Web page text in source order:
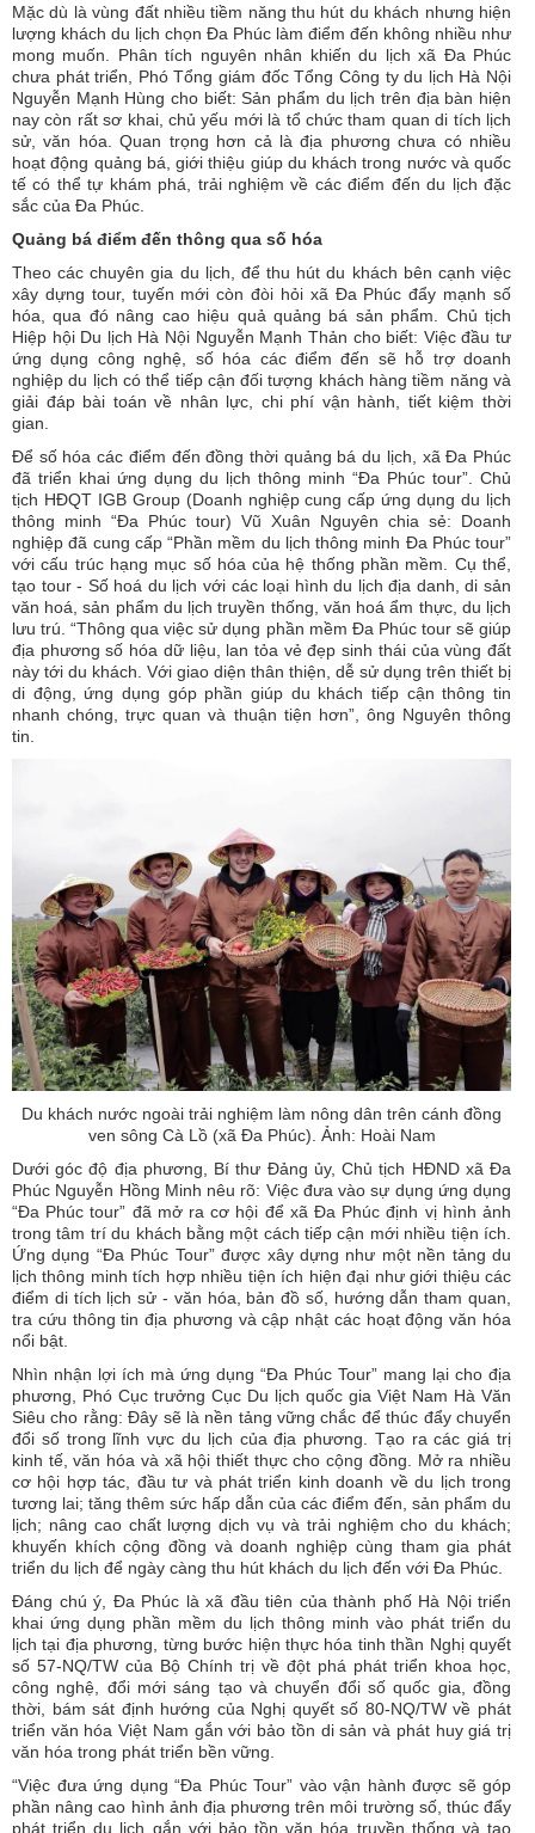
Mặc dù là vùng đất nhiều tiềm năng thu hút du khách nhưng hiện
lượng khách du lịch chọn Đa Phúc làm điểm đến không nhiều như
mong muốn. Phân tích nguyên nhân khiến du lịch xã Đa Phúc
chưa phát triển, Phó Tổng giám đốc Tổng Công ty du lịch Hà Nội
Nguyễn Mạnh Hùng cho biết: Sản phẩm du lịch trên địa bàn hiện
nay còn rất sơ khai, chủ yếu mới là tổ chức tham quan di tích lịch
sử, văn hóa. Quan trọng hơn cả là địa phương chưa có nhiều
hoạt động quảng bá, giới thiệu giúp du khách trong nước và quốc
tế có thể tự khám phá, trải nghiệm về các điểm đến du lịch đặc
sắc của Đa Phúc.
Quảng bá điểm đến thông qua số hóa
Theo các chuyên gia du lịch, để thu hút du khách bên cạnh việc
xây dựng tour, tuyến mới còn đòi hỏi xã Đa Phúc đẩy mạnh số
hóa, qua đó nâng cao hiệu quả quảng bá sản phẩm. Chủ tịch
Hiệp hội Du lịch Hà Nội Nguyễn Mạnh Thản cho biết: Việc đầu tư
ứng dụng công nghệ, số hóa các điểm đến sẽ hỗ trợ doanh
nghiệp du lịch có thể tiếp cận đối tượng khách hàng tiềm năng và
giải đáp bài toán về nhân lực, chi phí vận hành, tiết kiệm thời
gian.
Để số hóa các điểm đến đồng thời quảng bá du lịch, xã Đa Phúc
đã triển khai ứng dụng du lịch thông minh “Đa Phúc tour”. Chủ
tịch HĐQT IGB Group (Doanh nghiệp cung cấp ứng dụng du lịch
thông minh “Đa Phúc tour) Vũ Xuân Nguyên chia sẻ: Doanh
nghiệp đã cung cấp “Phần mềm du lịch thông minh Đa Phúc tour”
với cấu trúc hạng mục số hóa của hệ thống phần mềm. Cụ thể,
tạo tour - Số hoá du lịch với các loại hình du lịch địa danh, di sản
văn hoá, sản phẩm du lịch truyền thống, văn hoá ẩm thực, du lịch
lưu trú. “Thông qua việc sử dụng phần mềm Đa Phúc tour sẽ giúp
địa phương số hóa dữ liệu, lan tỏa vẻ đẹp sinh thái của vùng đất
này tới du khách. Với giao diện thân thiện, dễ sử dụng trên thiết bị
di động, ứng dụng góp phần giúp du khách tiếp cận thông tin
nhanh chóng, trực quan và thuận tiện hơn”, ông Nguyên thông
tin.
Du khách nước ngoài trải nghiệm làm nông dân trên cánh đồng
ven sông Cà Lồ (xã Đa Phúc). Ảnh: Hoài Nam
Dưới góc độ địa phương, Bí thư Đảng ủy, Chủ tịch HĐND xã Đa
Phúc Nguyễn Hồng Minh nêu rõ: Việc đưa vào sự dụng ứng dụng
“Đa Phúc tour” đã mở ra cơ hội để xã Đa Phúc định vị hình ảnh
trong tâm trí du khách bằng một cách tiếp cận mới nhiều tiện ích.
Ứng dụng “Đa Phúc Tour” được xây dựng như một nền tảng du
lịch thông minh tích hợp nhiều tiện ích hiện đại như giới thiệu các
điểm di tích lịch sử - văn hóa, bản đồ số, hướng dẫn tham quan,
tra cứu thông tin địa phương và cập nhật các hoạt động văn hóa
nổi bật.
Nhìn nhận lợi ích mà ứng dụng “Đa Phúc Tour” mang lại cho địa
phương, Phó Cục trưởng Cục Du lịch quốc gia Việt Nam Hà Văn
Siêu cho rằng: Đây sẽ là nền tảng vững chắc để thúc đẩy chuyển
đổi số trong lĩnh vực du lịch của địa phương. Tạo ra các giá trị
kinh tế, văn hóa và xã hội thiết thực cho cộng đồng. Mở ra nhiều
cơ hội hợp tác, đầu tư và phát triển kinh doanh về du lịch trong
tương lai; tăng thêm sức hấp dẫn của các điểm đến, sản phẩm du
lịch; nâng cao chất lượng dịch vụ và trải nghiệm cho du khách;
khuyến khích cộng đồng và doanh nghiệp cùng tham gia phát
triển du lịch để ngày càng thu hút khách du lịch đến với Đa Phúc.
Đáng chú ý, Đa Phúc là xã đầu tiên của thành phố Hà Nội triển
khai ứng dụng phần mềm du lịch thông minh vào phát triển du
lịch tại địa phương, từng bước hiện thực hóa tinh thần Nghị quyết
số 57-NQ/TW của Bộ Chính trị về đột phá phát triển khoa học,
công nghệ, đổi mới sáng tạo và chuyển đổi số quốc gia, đồng
thời, bám sát định hướng của Nghị quyết số 80-NQ/TW về phát
triển văn hóa Việt Nam gắn với bảo tồn di sản và phát huy giá trị
văn hóa trong phát triển bền vững.
“Việc đưa ứng dụng “Đa Phúc Tour” vào vận hành được sẽ góp
phần nâng cao hình ảnh địa phương trên môi trường số, thúc đẩy
phát triển du lịch gắn với bảo tồn văn hóa truyền thống và tạo